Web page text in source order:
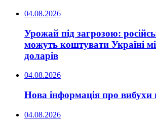
04.08.2026
Урожай під загрозою:
можуть коштувати Україні
доларів
04.08.2026
Нова інформація про вибухи
04.08.2026